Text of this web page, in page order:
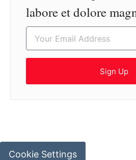
labore et dolore
Sign Up
Cookie Settings